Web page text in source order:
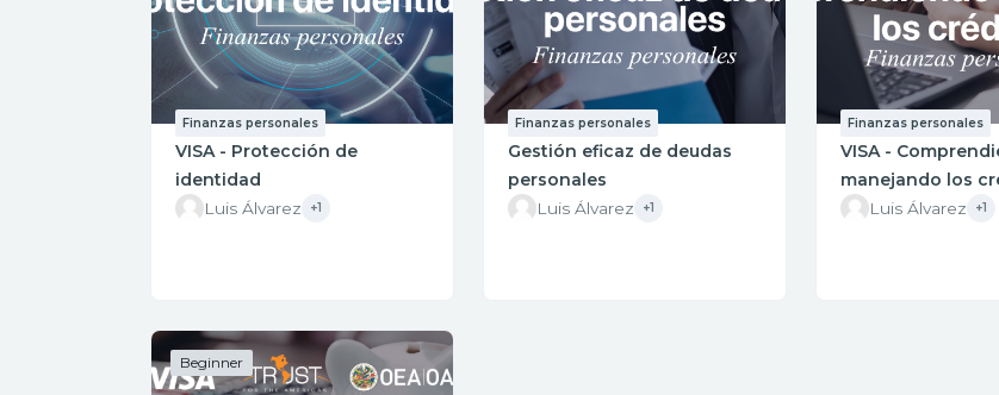
Finanzas personales
VISA - Protección de
identidad
Luis Álvarez +1
Finanzas personales
Gestión eficaz de deudas
personales
Luis Álvarez +1
Finanzas personales
VISA -
manejando los
Luis Álvarez +1
Beginner